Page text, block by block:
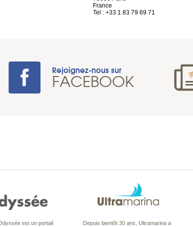
France
Tel : +33 1 83 79 69 71
Rejoignez-nous sur
FACEBOOK
est un portail
Depuis bientôt 30 ans, Ultramarina a